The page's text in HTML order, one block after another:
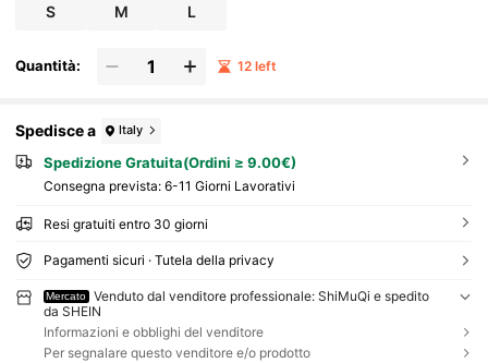
S M L
Quantità: 12 left
Spedisce a Italy
Spedizione Gratuita(Ordini ≥ 9.00€)
Consegna prevista: 6-11 Giorni Lavorativi
Resi gratuiti entro 30 giorni
Pagamenti sicuri · Tutela della privacy
Mercato
Venduto dal venditore professionale: ShiMuQi e spedito
da SHEIN
Informazioni e obblighi del venditore
Per segnalare questo venditore e/o prodotto